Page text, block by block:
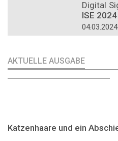
Digital
ISE
AKTUELLE AUSGABE
Katzenhaare und ein